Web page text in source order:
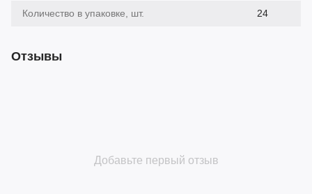
Количество в упаковке, шт. 24
Отзывы
Добавьте первый отзыв